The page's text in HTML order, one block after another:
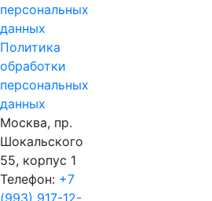
персональных
данных
Политика
обработки
персональных
данных
Москва, пр.
Шокальского
55, корпус 1
Телефон: +7